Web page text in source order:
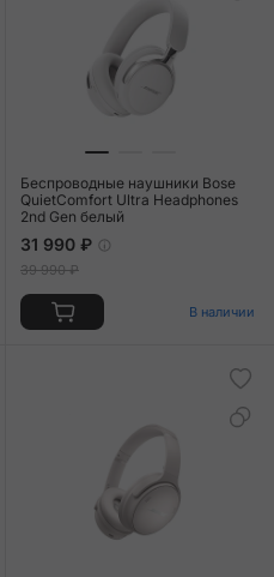
Беспроводные наушники Bose
QuietComfort Ultra Headphones
2nd Gen белый
31 990 ₽
39 990 ₽
В наличии